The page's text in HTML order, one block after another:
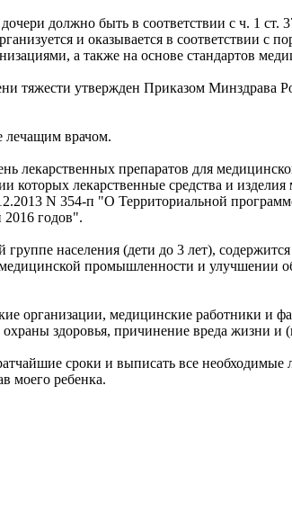
должно быть в соответствии с ч. 1
и оказывается в соответствии с
а также на основе стандартов
тяжести утвержден Приказом
лечащим врачом.
лекарственных препаратов для
которых лекарственные средства и
N 354-п "О Территориальной
годов".
группе населения (дети до 3 лет),
промышленности и улучшении
организации, медицинские работники и
здоровья, причинение вреда жизни
сроки и выписать все
моего ребенка.